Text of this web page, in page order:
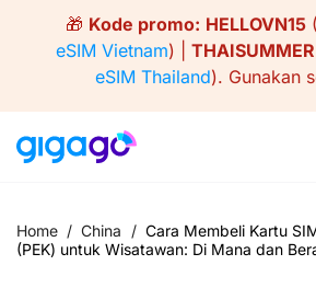
🎁 Kode promo: HELLOVN15
eSIM Vietnam) | THAISUMMER
eSIM Thailand). Gunakan
Home / China / Cara Membeli Kartu
(PEK) untuk Wisatawan: Di Mana dan